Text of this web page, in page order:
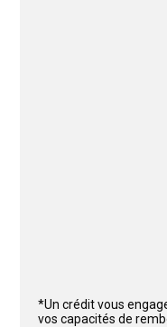
*Un crédit vous
vos capacités de